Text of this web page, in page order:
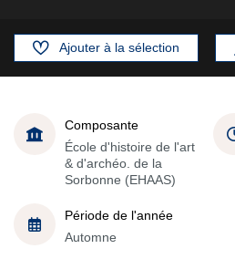
Ajouter à la sélection
Composante
École d'histoire de l'art
& d'archéo. de la
Sorbonne (EHAAS)
Période de l'année
Automne